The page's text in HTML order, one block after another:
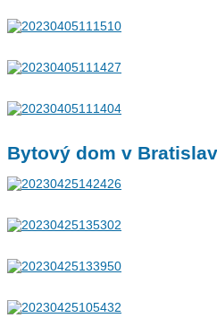
Bytový dom v